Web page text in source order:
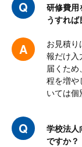
研修費用
うすれば
お見積
報だけ入
届くた
程を増や
いては個
学校法人
ですか？